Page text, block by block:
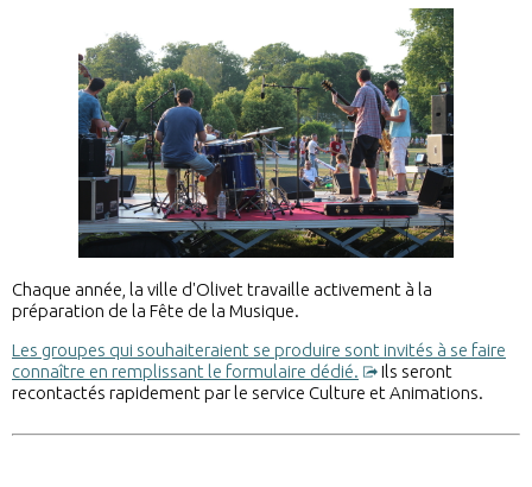
Chaque année, la ville d'Olivet travaille activement à la
préparation de la Fête de la Musique.
Les groupes qui souhaiteraient se produire sont invités à se faire
connaître en remplissant le formulaire dédié.
Ils seront
recontactés rapidement par le service Culture et Animations.